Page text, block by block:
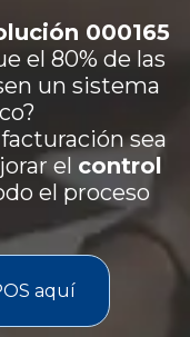
000165
el 80% de las
un sistema
sea
el control
el proceso
aquí